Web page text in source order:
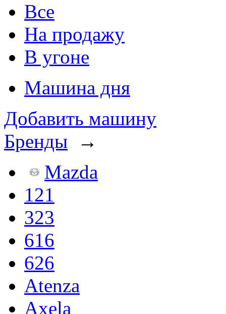
Все
На продажу
В угоне
Машина дня
Добавить машину
Бренды →
Mazda
121
323
616
626
Atenza
Axela